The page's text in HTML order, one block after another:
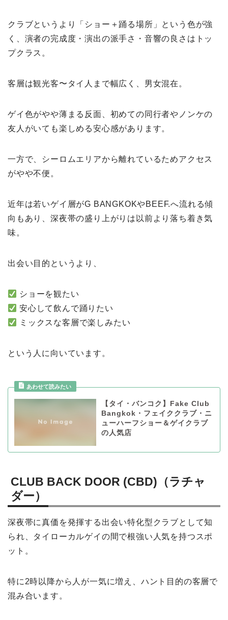
クラブというより「ショー＋踊る場所」という色が強
く、演者の完成度・演出の派手さ・音響の良さはトッ
プクラス。
客層は観光客〜タイ人まで幅広く、男女混在。
ゲイ色がやや薄まる反面、初めての同行者やノンケの
友人がいても楽しめる安心感があります。
一方で、シーロムエリアから離れているためアクセス
がやや不便。
近年は若いゲイ層がG BANGKOKやBEEF.へ流れる傾
向もあり、深夜帯の盛り上がりは以前より落ち着き気
味。
出会い目的というより、
ショーを観たい
安心して飲んで踊りたい
ミックスな客層で楽しみたい
という人に向いています。
【タイ・バンコク】Fake Club
Bangkok・フェイククラブ・ニ
ューハーフショー＆ゲイクラブ
の人気店
CLUB BACK DOOR (CBD)（ラチャ
ダー）
深夜帯に真価を発揮する出会い特化型クラブとして知
られ、タイローカルゲイの間で根強い人気を持つスポ
ット。
特に2時以降から人が一気に増え、ハント目的の客層で
混み合います。